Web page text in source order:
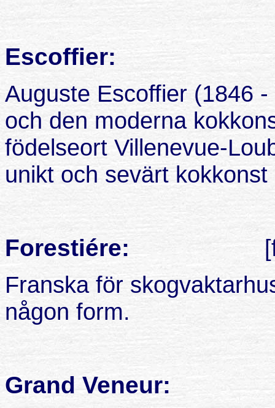
Escoffier:
Auguste Escoffier (1846
och den moderna
födelseort Villenevue-
unikt och sevärt
Forestiére:
Franska för
någon form.
Grand Veneur: